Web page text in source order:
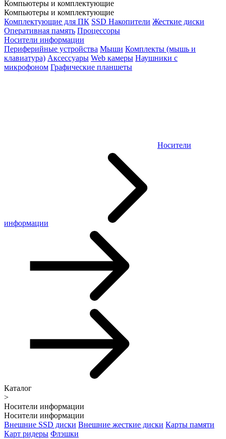
Компьютеры и комплектующие
Компьютеры и комплектующие
Комплектующие для ПК SSD Накопители Жесткие диски
Оперативная память Процессоры
Носители информации
Периферийные устройства Мыши Комплекты (мышь и
клавиатура) Аксессуары Web камеры Наушники с
микрофоном Графические планшеты
Носители
информации
Каталог
>
Носители информации
Носители информации
Внешние SSD диски Внешние жесткие диски Карты памяти
Карт ридеры Флэшки